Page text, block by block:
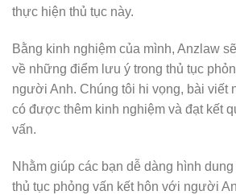
thực hiện thủ tục này.
Bằng kinh nghiệm của mình, Anzlaw
về những điểm lưu ý trong thủ tục
người Anh. Chúng tôi hi vọng, bài viết
có được thêm kinh nghiệm và đạt kết
vấn.
Nhằm giúp các bạn dễ dàng hình
thủ tục phỏng vấn kết hôn với người